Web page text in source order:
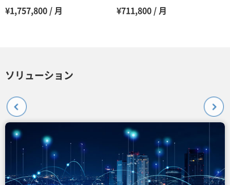
¥1,757,800 / 月 ¥711,800 / 月
ソリューション